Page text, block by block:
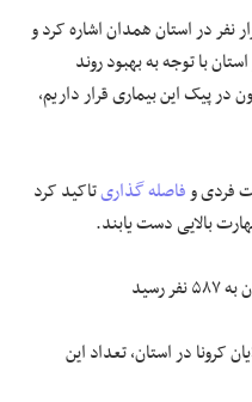
به ابتلای ۲۵ نفر از هر ۱۰۰ هزار نفر در استان همدان اشاره کرد و
با توجه به بهبود روند
در پیک این بیماری قرار داریم،
فردی وفاصله گذاریتاکید کرد
بالایی دست یابند.
رسید
مبتلایان کرونا در استان، تعداد این